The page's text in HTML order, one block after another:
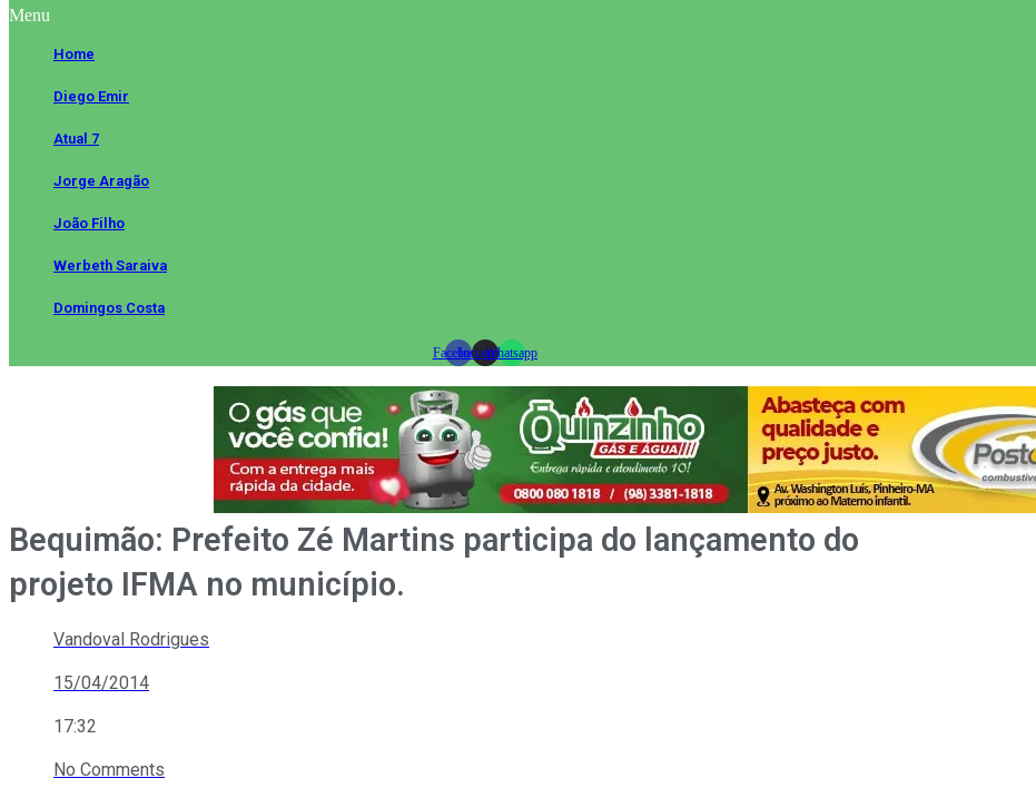
Menu
Home
Diego Emir
Atual 7
Jorge Aragão
João Filho
Werbeth Saraiva
Domingos Costa
FacebookInstagramWhatsapp
Bequimão: Prefeito Zé Martins participa do lançamento do
projeto IFMA no município.
Vandoval Rodrigues
15/04/2014
17:32
No Comments